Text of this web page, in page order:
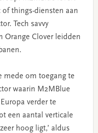
things-diensten aan
Tech savvy
Orange Clover leidden
mede om toegang te
waarin M2MBlue
verder te
een aantal verticale
hoog ligt,’ aldus